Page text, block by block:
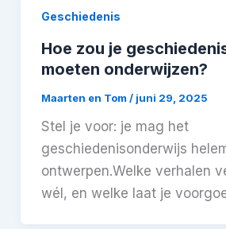
Geschiedenis
Hoe zou je
moeten onderwijzen?
Maarten en Tom / juni 29, 2025
Stel je voor: je mag het
geschiedenisonderwijs
ontwerpen.Welke verhalen
wél, en welke laat je